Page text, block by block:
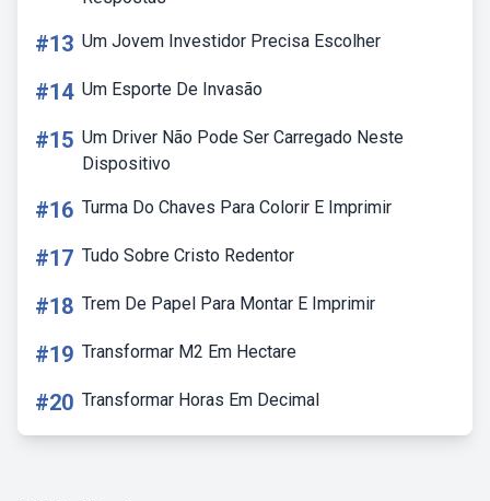
#13 Um Jovem Investidor Precisa Escolher
#14 Um Esporte De Invasão
#15 Um Driver Não Pode Ser Carregado Neste
Dispositivo
#16 Turma Do Chaves Para Colorir E Imprimir
#17 Tudo Sobre Cristo Redentor
#18 Trem De Papel Para Montar E Imprimir
#19 Transformar M2 Em Hectare
#20 Transformar Horas Em Decimal